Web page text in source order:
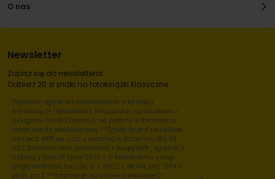
O nas
Newsletter
Zapisz się do newslettera!
Odbierz 20 zł zniżki na fotoksiążki klasyczne.
Wyrażam zgodę na otrzymywanie informacji
handlowych (newsletter) związanych z produktami i
usługami marki Colorland, na podany w formularzu
adres poczty elektronicznej. **Zgoda ta jest udzielana
na rzecz: MPP sp. z o.o. z siedzibą w Zaczerniu 190, 36-
062 Zaczernie oraz podmiotów z Grupy MPP , zgodnie z
Ustawą z dnia 18 lipca 2002 r. o świadczeniu usług
drogą elektroniczną (Dz. U. z 2002 r., Nr 144, poz. 1204 z
późn. zm.). **Informacje handlowe (newsletter)